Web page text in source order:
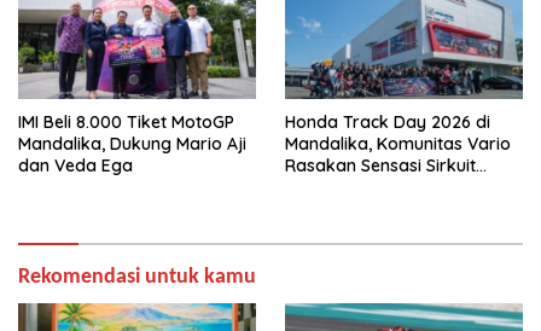
IMI Beli 8.000 Tiket MotoGP
Mandalika, Dukung Mario Aji
dan Veda Ega
Honda Track Day 2026 di
Mandalika, Komunitas Vario
Rasakan Sensasi Sirkuit
Rekomendasi untuk kamu